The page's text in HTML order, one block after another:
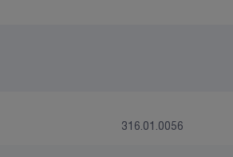
316.01.0056